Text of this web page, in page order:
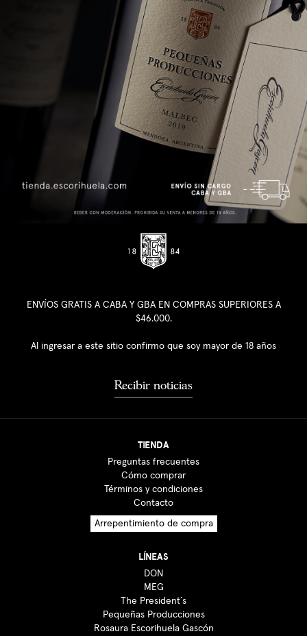
ENVÍOS GRATIS A CABA Y GBA EN COMPRAS SUPERIORES A
$46.000.
Al ingresar a este sitio confirmo que soy mayor de 18 años
Recibir noticias
TIENDA
Preguntas frecuentes
Cómo comprar
Términos y condiciones
Contacto
Arrepentimiento de compra
LÍNEAS
DON
MEG
The President´s
Pequeñas Producciones
Rosaura Escorihuela Gascón